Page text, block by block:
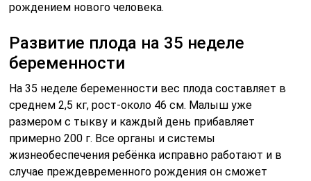
рождением нового человека.
Развитие плода на 35 неделе
беременности
На 35 неделе беременности вес плода составляет в
среднем 2,5 кг, рост-около 46 см. Малыш уже
размером с тыкву и каждый день прибавляет
примерно 200 г. Все органы и системы
жизнеобеспечения ребёнка исправно работают и в
случае преждевременного рождения он сможет